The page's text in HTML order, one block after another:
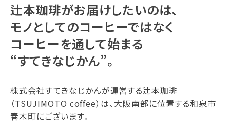
辻本珈琲がお届けしたいのは、
モノとしてのコーヒーではなく
コーヒーを通して始まる
“すてきなじかん”。
株式会社すてきなじかんが運営する辻本珈琲
（TSUJIMOTO coffee）は、大阪南部に位置する和泉市
春木町にございます。